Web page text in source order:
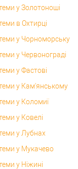
у Золотоноші
в Охтирці
у Чорноморську
у Червонограді
у Фастові
у Кам'янському
у Коломиї
у Ковелі
у Лубнах
у Мукачево
у Ніжині